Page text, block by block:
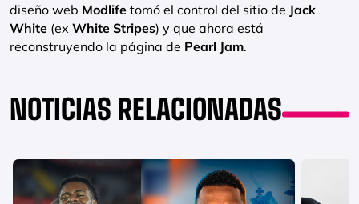
diseño web Modlife tomó el control del sitio de Jack
White (ex White Stripes) y que ahora está
reconstruyendo la página de Pearl Jam.
NOTICIAS RELACIONADAS